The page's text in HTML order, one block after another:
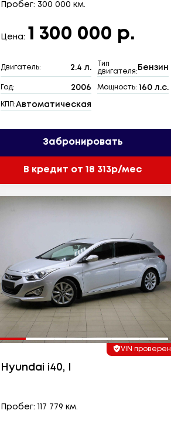
Пробег: 300 000 км.
Цена: 1 300 000 р.
Двигатель: 2.4 л.
Тип
двигателя:
Бензин
Год: 2006 Мощность: 160 л.с.
КПП:Автоматическая
Забронировать
В кредит от 18 313р/мес
VIN проверен
Hyundai i40, I
Пробег: 117 779 км.